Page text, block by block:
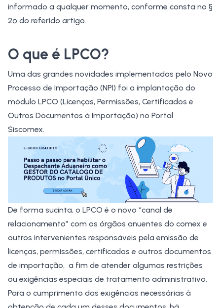
informado a qualquer momento, conforme consta no §
2º do referido artigo.
O que é LPCO?
Uma das grandes novidades implementadas pelo Novo
Processo de Importação (NPI) foi a implantação do
módulo LPCO (Licenças, Permissões, Certificados e
Outros Documentos à Importação) no Portal
Siscomex.
De forma sucinta, o LPCO é o novo “canal de
relacionamento” com os órgãos anuentes do comex e
outros intervenientes responsáveis pela emissão de
licenças, permissões, certificados e outros documentos
de importação, a fim de atender algumas restrições
ou exigências especiais de tratamento administrativo.
Para o cumprimento das exigências necessárias à